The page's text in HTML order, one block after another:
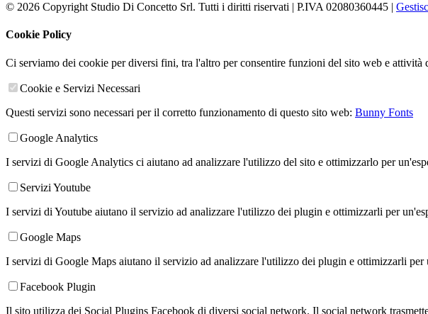
© 2026 Copyright Studio Di Concetto Srl. Tutti i diritti riservati | P.IVA 02080360445 |
Cookie Policy
Ci serviamo dei cookie per diversi fini, tra l'altro per consentire funzioni del sito web e
Cookie e Servizi Necessari
Questi servizi sono necessari per il corretto funzionamento di questo sito web: Bunny Fonts
Google Analytics
I servizi di Google Analytics ci aiutano ad analizzare l'utilizzo del sito e ottimizzarlo per
Servizi Youtube
I servizi di Youtube aiutano il servizio ad analizzare l'utilizzo dei plugin e ottimizzarli per
Google Maps
I servizi di Google Maps aiutano il servizio ad analizzare l'utilizzo dei plugin e ottimizzarli per
Facebook Plugin
Il sito utilizza dei Social Plugins Facebook di diversi social network. Il social network